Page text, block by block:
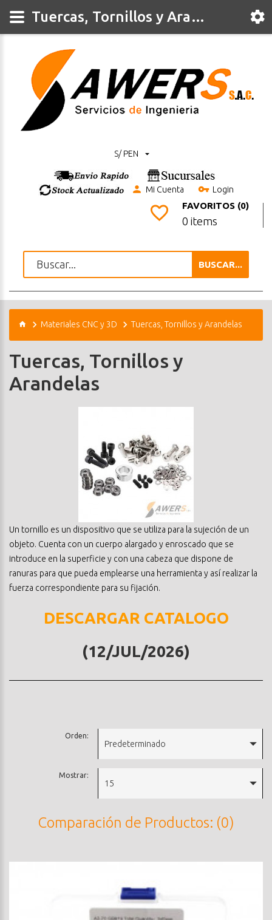
S/ PEN
Mi Cuenta Login
FAVORITOS (0)
0 items
BUSCAR...
Materiales CNC y 3D Tuercas, Tornillos y Arandelas
Tuercas, Tornillos y
Arandelas
Un tornillo es un dispositivo que se utiliza para la sujeción de un
objeto. Cuenta con un cuerpo alargado y enroscado que se
introduce en la superficie y con una cabeza que dispone de
ranuras para que pueda emplearse una herramienta y así realizar la
fuerza correspondiente para su fijación.
DESCARGAR CATALOGO
(12/JUL/2026)
Orden:
Predeterminado
Mostrar:
15
Comparación de Productos: (0)
Tuercas, Tornillos y Arandelas